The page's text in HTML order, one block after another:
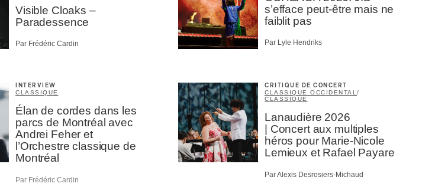
Visible Cloaks –
Paradessence
Par Frédéric Cardin
s’efface peut-être mais ne
faiblit pas
Par Lyle Hendriks
INTERVIEW
CLASSIQUE
Élan de cordes dans les
parcs de Montréal avec
Andrei Feher et
l’Orchestre classique de
Montréal
Par Frédéric Cardin
CRITIQUE DE CONCERT
CLASSIQUE OCCIDENTAL /
CLASSIQUE
Lanaudière 2026
| Concert aux multiples
héros pour Marie-Nicole
Lemieux et Rafael Payare
Par Alexis Desrosiers-Michaud